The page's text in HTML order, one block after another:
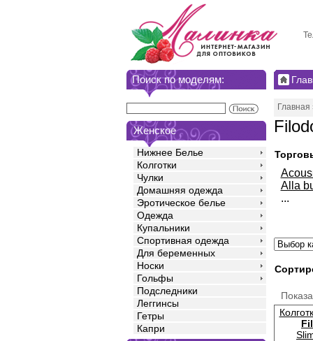
Поиск по моделям:
Женское
Нижнее Белье
Колготки
Чулки
Домашняя одежда
Эротическое белье
Одежда
Купальники
Спортивная одежда
Для беременных
Носки
Гольфы
Подследники
Леггинсы
Гетры
Капри
Главная
Alla
...